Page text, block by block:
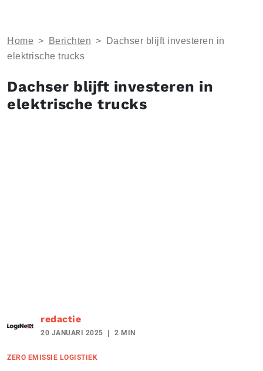
Home > Berichten >
Dachser blijft investeren in
elektrische trucks
Dachser blijft investeren in
elektrische trucks
redactie
20 JANUARI 2025 2 MIN
ZERO EMISSIE LOGISTIEK